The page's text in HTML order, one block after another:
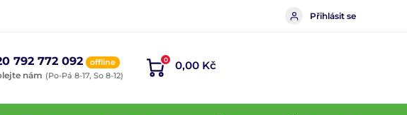
Přihlásit se
792 772 092 offline
nám (Po-Pá 8-17, So 8-12)
0 0,00 Kč